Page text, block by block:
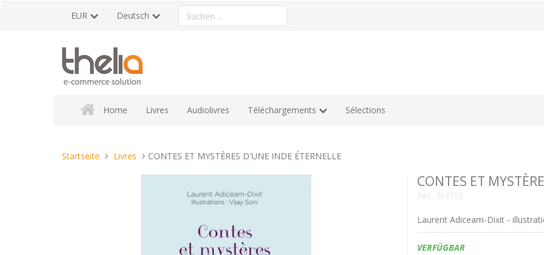
EUR Deutsch
Ein
Produkt
Home Livres Audiolivres Téléchargements Sélections
Sie
Startseite Livres CONTES ET MYSTÈRES D'UNE INDE ÉTERNELLE
CONTES ET
Ref.: SLPl55
Laurent Adiceam-Dixit -
Verfügbarkeit:
VERFÜGBAR